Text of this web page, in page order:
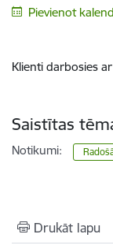
Pievienot
Klienti darbosies
Saistītas
Notikumi:
Drukāt lapu